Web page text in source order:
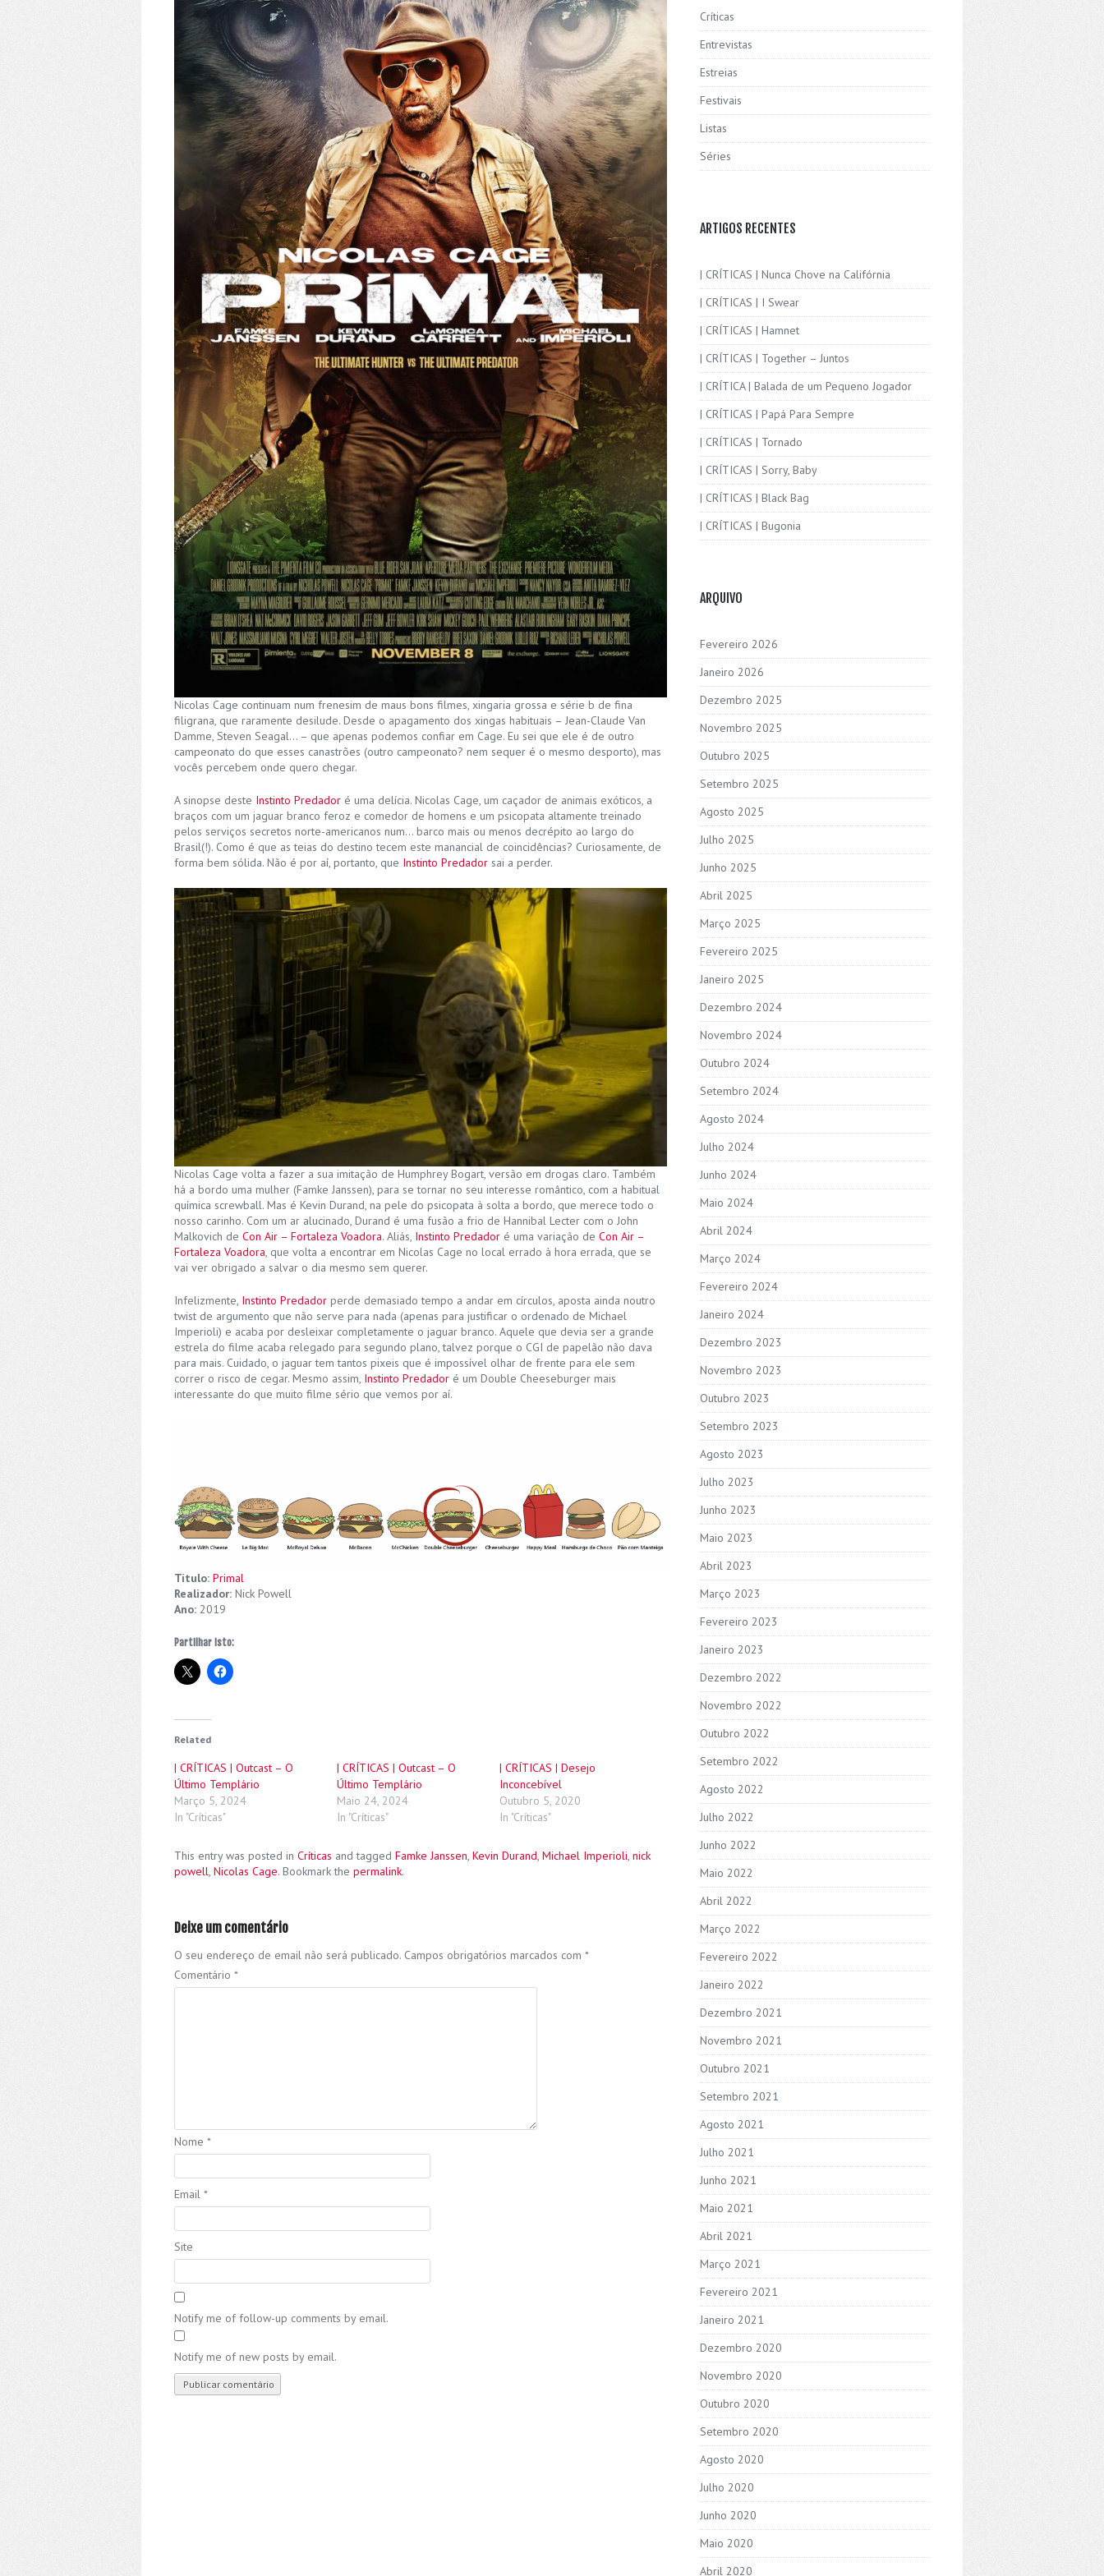
Nicolas Cage continuam num frenesim de maus bons filmes, xingaria grossa e série b de fina
filigrana, que raramente desilude. Desde o apagamento dos xingas habituais – Jean-Claude Van
Damme, Steven Seagal… – que apenas podemos confiar em Cage. Eu sei que ele é de outro
campeonato do que esses canastrões (outro campeonato? nem sequer é o mesmo desporto), mas
vocês percebem onde quero chegar.
A sinopse deste Instinto Predador é uma delícia. Nicolas Cage, um caçador de animais exóticos, a
braços com um jaguar branco feroz e comedor de homens e um psicopata altamente treinado
pelos serviços secretos norte-americanos num… barco mais ou menos decrépito ao largo do
Brasil(!). Como é que as teias do destino tecem este manancial de coincidências? Curiosamente, de
forma bem sólida. Não é por aí, portanto, que Instinto Predador sai a perder.
Nicolas Cage volta a fazer a sua imitação de Humphrey Bogart, versão em drogas claro. Também
há a bordo uma mulher (Famke Janssen), para se tornar no seu interesse romântico, com a habitual
química screwball. Mas é Kevin Durand, na pele do psicopata à solta a bordo, que merece todo o
nosso carinho. Com um ar alucinado, Durand é uma fusão a frio de Hannibal Lecter com o John
Malkovich de Con Air – Fortaleza Voadora. Aliás, Instinto Predador é uma variação de Con Air –
Fortaleza Voadora, que volta a encontrar em Nicolas Cage no local errado à hora errada, que se
vai ver obrigado a salvar o dia mesmo sem querer.
Infelizmente, Instinto Predador perde demasiado tempo a andar em círculos, aposta ainda noutro
twist de argumento que não serve para nada (apenas para justificar o ordenado de Michael
Imperioli) e acaba por desleixar completamente o jaguar branco. Aquele que devia ser a grande
estrela do filme acaba relegado para segundo plano, talvez porque o CGI de papelão não dava
para mais. Cuidado, o jaguar tem tantos pixeis que é impossível olhar de frente para ele sem
correr o risco de cegar. Mesmo assim, Instinto Predador é um Double Cheeseburger mais
interessante do que muito filme sério que vemos por aí.
Título: Primal
Realizador: Nick Powell
Ano: 2019
Partilhar isto:
Related
| CRÍTICAS | Outcast – O
Último Templário
Março 5, 2024
In "Críticas"
| CRÍTICAS | Outcast – O
Último Templário
Maio 24, 2024
In "Críticas"
| CRÍTICAS | Desejo
Inconcebível
Outubro 5, 2020
In "Críticas"
This entry was posted in Críticas and tagged Famke Janssen, Kevin Durand, Michael Imperioli, nick
powell, Nicolas Cage. Bookmark the permalink.
Deixe um comentário
O seu endereço de email não será publicado. Campos obrigatórios marcados com *
Comentário *
Nome *
Email *
Site
Notify me of follow-up comments by email.
Notify me of new posts by email.
Críticas
Entrevistas
Estreias
Festivais
Listas
Séries
ARTIGOS RECENTES
| CRÍTICAS | Nunca Chove na Califórnia
| CRÍTICAS | I Swear
| CRÍTICAS | Hamnet
| CRÍTICAS | Together – Juntos
| CRÍTICA | Balada de um Pequeno Jogador
| CRÍTICAS | Papá Para Sempre
| CRÍTICAS | Tornado
| CRÍTICAS | Sorry, Baby
| CRÍTICAS | Black Bag
| CRÍTICAS | Bugonia
ARQUIVO
Fevereiro 2026
Janeiro 2026
Dezembro 2025
Novembro 2025
Outubro 2025
Setembro 2025
Agosto 2025
Julho 2025
Junho 2025
Abril 2025
Março 2025
Fevereiro 2025
Janeiro 2025
Dezembro 2024
Novembro 2024
Outubro 2024
Setembro 2024
Agosto 2024
Julho 2024
Junho 2024
Maio 2024
Abril 2024
Março 2024
Fevereiro 2024
Janeiro 2024
Dezembro 2023
Novembro 2023
Outubro 2023
Setembro 2023
Agosto 2023
Julho 2023
Junho 2023
Maio 2023
Abril 2023
Março 2023
Fevereiro 2023
Janeiro 2023
Dezembro 2022
Novembro 2022
Outubro 2022
Setembro 2022
Agosto 2022
Julho 2022
Junho 2022
Maio 2022
Abril 2022
Março 2022
Fevereiro 2022
Janeiro 2022
Dezembro 2021
Novembro 2021
Outubro 2021
Setembro 2021
Agosto 2021
Julho 2021
Junho 2021
Maio 2021
Abril 2021
Março 2021
Fevereiro 2021
Janeiro 2021
Dezembro 2020
Novembro 2020
Outubro 2020
Setembro 2020
Agosto 2020
Julho 2020
Junho 2020
Maio 2020
Abril 2020